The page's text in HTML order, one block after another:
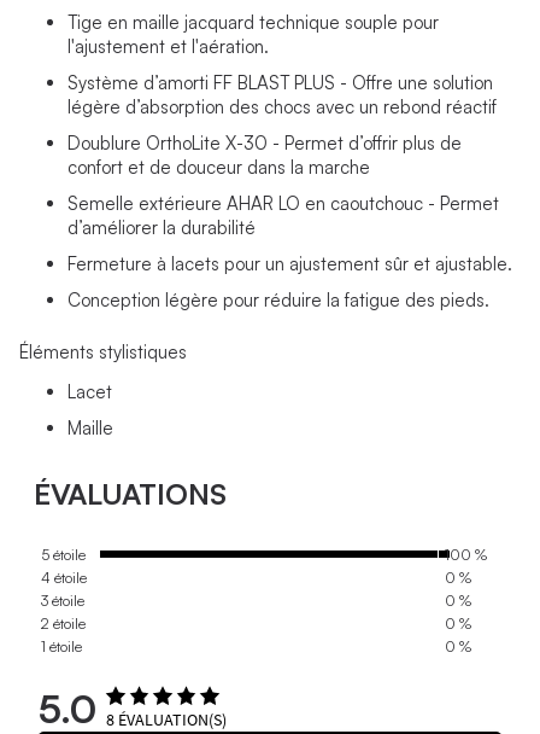
Tige en maille jacquard technique souple pour
l'ajustement et l'aération.
Système d’amorti FF BLAST PLUS - Offre une solution
légère d’absorption des chocs avec un rebond réactif
Doublure OrthoLite X-30 - Permet d’offrir plus de
confort et de douceur dans la marche
Semelle extérieure AHAR LO en caoutchouc - Permet
d’améliorer la durabilité
Fermeture à lacets pour un ajustement sûr et ajustable.
Conception légère pour réduire la fatigue des pieds.
Éléments stylistiques
Lacet
Maille
ÉVALUATIONS
5 étoile
100 %
4 étoile
0 %
3 étoile
0 %
2 étoile
0 %
1 étoile
0 %
5.0 8 ÉVALUATION(S)